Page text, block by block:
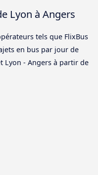
Lyon à Angers
tels que FlixBus
en bus par jour de
Lyon - Angers à partir de